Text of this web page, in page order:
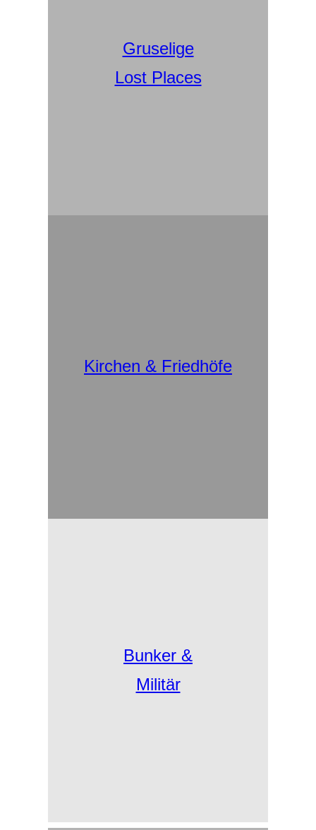
Gruselige
Lost Places
Kirchen & Friedhöfe
Bunker &
Militär